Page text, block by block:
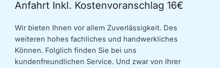
Anfahrt Inkl. Kostenvoranschlag 16€
Wir bieten Ihnen vor allem Zuverlässigkeit. Des
weiteren hohes fachliches und handwerkliches
Können. Folglich finden Sie bei uns
kundenfreundlichen Service. Und zwar von Ihrer